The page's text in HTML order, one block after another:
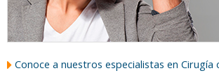
Conoce a nuestros especialistas en Cirugía